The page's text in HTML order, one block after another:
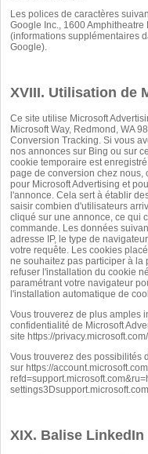
Les polices de caractères
Google Inc., 1600
(informations supplémentaires
Google).
XVIII. Utilisation de
Ce site utilise Microsoft
Microsoft Way, Redmond, WA
Conversion Tracking. Si vous
nos annonces sur Bing ou sur
cookie temporaire est
page de conversion chez
pour Microsoft Advertising et
l'annonce. Cela sert à établir
saisir combien d'utilisateurs
cliqué sur une annonce, ce qui
commande. Les données
adresse IP, le type de
votre requête. Les cookies
ne souhaitez pas participer à la
refuser l'installation du cookie
paramétrant votre navigateur
l'installation automatique de
Vous trouverez de plus amples
confidentialité de Microsoft
site https://
Vous trouverez des possibilités
sur https://
settings3Dsupport.microsoft.com
XIX. Balise